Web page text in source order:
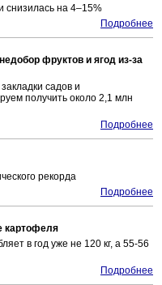
снизилась на 4–15%
Подробнее
фруктов и ягод из-за
садов и
получить около 2,1 млн
Подробнее
рекорда
Подробнее
картофеля
в год уже не 120 кг, а 55-56
Подробнее